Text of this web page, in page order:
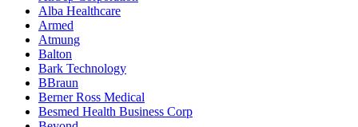
Alba Healthcare
Armed
Atmung
Balton
Bark Technology
BBraun
Berner Ross Medical
Besmed Health Business Corp